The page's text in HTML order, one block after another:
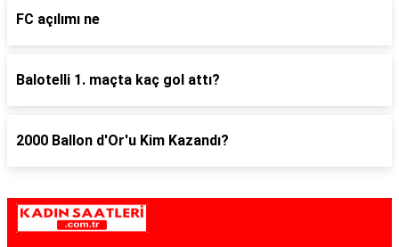
FC açılımı ne
Balotelli 1. maçta kaç gol attı?
2000 Ballon d'Or'u Kim Kazandı?